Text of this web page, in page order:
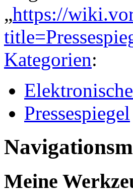
„https://
Kategorien:
Pressespiegel
Meine